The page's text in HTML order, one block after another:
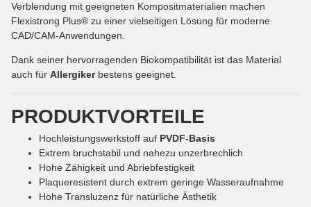
Verblendung mit geeigneten Kompositmaterialien machen
Flexistrong Plus® zu einer vielseitigen Lösung für moderne
CAD/CAM-Anwendungen.
Dank seiner hervorragenden Biokompatibilität ist das Material
auch für Allergikerbestens geeignet.
PRODUKTVORTEILE
Hochleistungswerkstoff auf PVDF-Basis
Extrem bruchstabil und nahezu unzerbrechlich
Hohe Zähigkeit und Abriebfestigkeit
Plaqueresistent durch extrem geringe Wasseraufnahme
Hohe Transluzenz für natürliche Ästhetik